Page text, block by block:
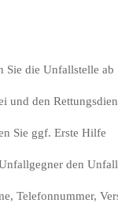
Sie die Unfallstelle ab
und den
Sie ggf. Erste Hilfe
den
Telefonnummer,